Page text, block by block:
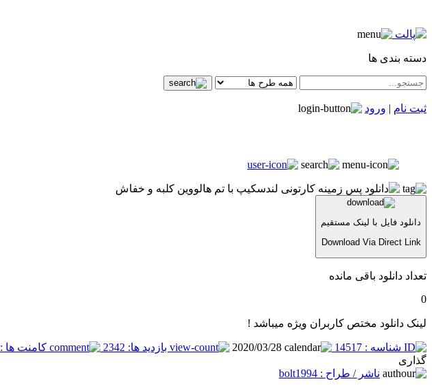
دسته بندی ها
ثبت نام | ورود
دانلود فایل با لینک مستقیم
Download Via Direct Link
تعداد دانلود باقی مانده
0
لینک دانلود مختص کاربران ویژه میباشد !
شناسه : 14517 بازدید ها: 2342 کامنت ها : 0
گذاری
ناشر / طراح : bolt1994